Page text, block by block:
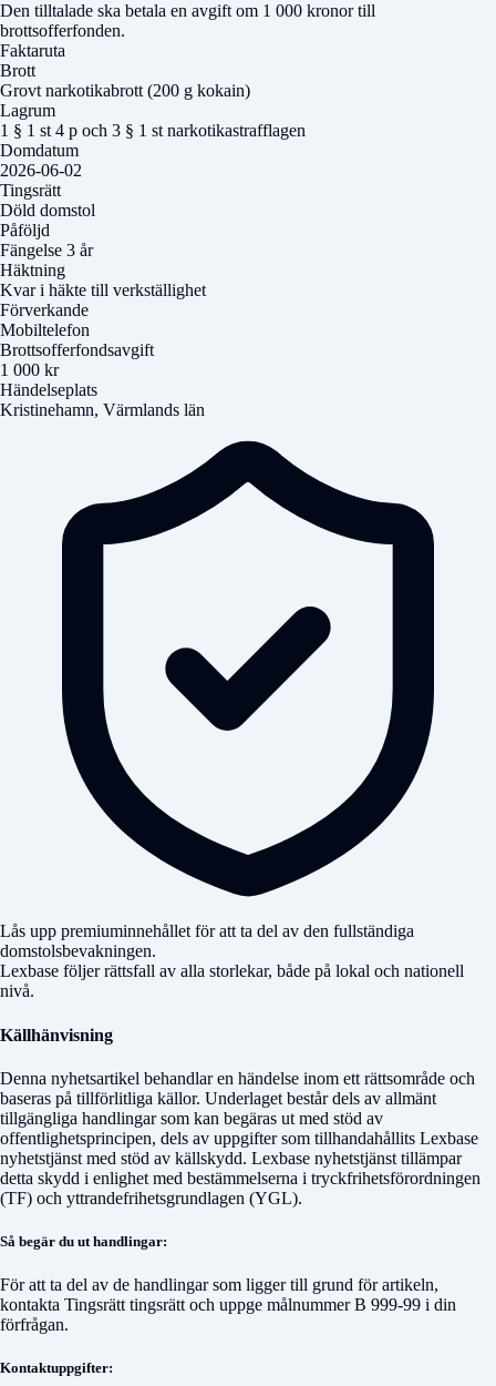
Den tilltalade ska betala en avgift om 1 000 kronor till
brottsofferfonden.
Faktaruta
Brott
Grovt narkotikabrott (200 g kokain)
Lagrum
1 § 1 st 4 p och 3 § 1 st narkotikastrafflagen
Domdatum
2026-06-02
Tingsrätt
Döld domstol
Påföljd
Fängelse 3 år
Häktning
Kvar i häkte till verkställighet
Förverkande
Mobiltelefon
Brottsofferfondsavgift
1 000 kr
Händelseplats
Kristinehamn, Värmlands län
Lås upp premiuminnehållet för att ta del av den fullständiga
domstolsbevakningen.
Lexbase följer rättsfall av alla storlekar, både på lokal och nationell
nivå.
Källhänvisning
Denna nyhetsartikel behandlar en händelse inom ett rättsområde och
baseras på tillförlitliga källor. Underlaget består dels av allmänt
tillgängliga handlingar som kan begäras ut med stöd av
offentlighetsprincipen, dels av uppgifter som tillhandahållits Lexbase
nyhetstjänst med stöd av källskydd. Lexbase nyhetstjänst tillämpar
detta skydd i enlighet med bestämmelserna i tryckfrihetsförordningen
(TF) och yttrandefrihetsgrundlagen (YGL).
Så begär du ut handlingar:
För att ta del av de handlingar som ligger till grund för artikeln,
kontakta Tingsrätt tingsrätt och uppge målnummerB 999-99 i din
förfrågan.
Kontaktuppgifter: